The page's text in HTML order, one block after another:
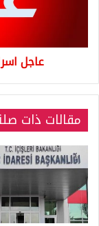
عاجل
مقالات ذات